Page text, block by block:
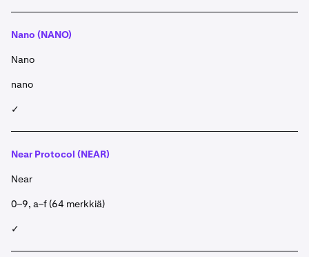
Nano (NANO)
Nano
nano
✓
Near Protocol (NEAR)
Near
0–9, a–f (64 merkkiä)
✓